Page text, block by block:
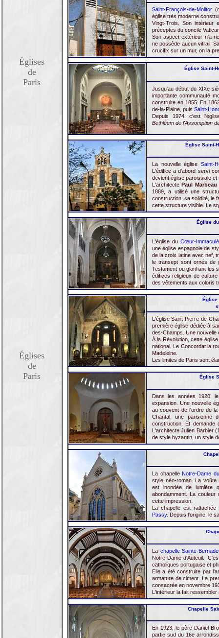
Églises
de
Paris
Églises
de
Paris
Saint-François-de-Molitor
église très moderne
Vingt-Trois. Son intérieur
préceptes du concile
Son aspect extérieur n'a
ne possède aucun vitrail.
crucifix sur un mur, on la
Église Saint-
Jusqu'au début du XIXe
importante communauté
construite en 1855. En
de-la-Plaine, puis Saint-
Depuis 1974, c'est
Bethléem de l'Assomption
Église Saint-
La nouvelle église Saint-
L'édifice a d'abord servi
devient église paroissiale
L'architectePaul Marbeau
1889, a utilisé une
construction, sa solidité, le
cette structure visible. Le
Église
L'église duCœur-
une église espagnole de
de la croix latine avec nef,
le transept sont ornés de
Testament ou glorifiant les
édifices religieux de
des vêtements aux coloris
Église
L'église Saint-Pierre-de-
première église dédiée à
des-Champs. Une nouvelle
À la Révolution, cette
national. Le Concordat la
Madeleine.
Les limites de Paris sont
Église
Dans les années 1920,
expansion. Une nouvelle
au couvent de l'ordre de
Chantal, une parisienne
construction. Et demande
L'architecte Julien Barbier
de style byzantin, un style
La chapelle Notre-Dame
style néo-roman. La
est inondée de lumière
abondamment. La couleur
cette impression.
La chapelle est
Passy. Depuis l'origine, le
La chapelle Sainte-
Notre-Dame-d'Auteuil.
catholiques portugaise et
Elle a été construite par
armature de ciment. La
consacrée en novembre
L'intérieur la fait
Chapelle
En 1923, le père Daniel
partie sud du 16e